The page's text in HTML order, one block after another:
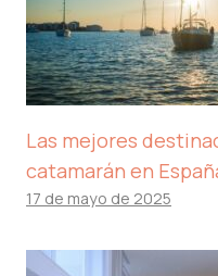
Las mejores
catamarán en
17 de mayo de 2025